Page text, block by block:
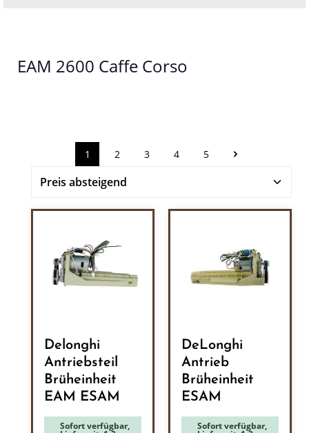
EAM 2600 Caffe Corso
Seite
1 Seite
2 Seite
3 Seite
4 Seite
5
Delonghi
Antriebsteil
Brüheinheit
EAM ESAM
Sofort verfügbar,
DeLonghi
Antrieb
Brüheinheit
ESAM
Sofort verfügbar,